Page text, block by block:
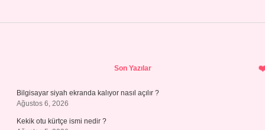
Son Yazılar
Bilgisayar siyah ekranda kalıyor nasıl açılır ?
Ağustos 6, 2026
Kekik otu kürtçe ismi nedir ?